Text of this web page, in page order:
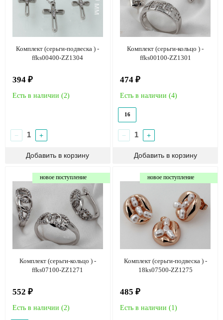
Комплект (серьги-подвеска ) -
ffks00400-ZZ1304
394 ₽
Есть в наличии (2)
− +
Комплект (серьги-кольцо ) -
ffks00100-ZZ1301
474 ₽
Есть в наличии (4)
16
− +
новое поступление
Комплект (серьги-кольцо ) -
ffks07100-ZZ1271
552 ₽
Есть в наличии (2)
новое поступление
Комплект (серьги-подвеска ) -
18ks07500-ZZ1275
485 ₽
Есть в наличии (1)